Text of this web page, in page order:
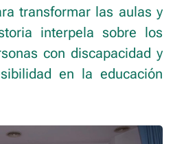
transformar las aulas y
interpela sobre los
con discapacidad y
en la educación